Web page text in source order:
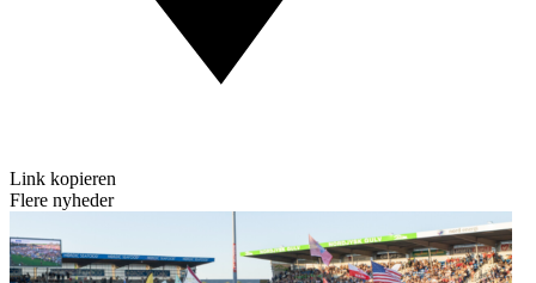
Link kopieren
Flere nyheder